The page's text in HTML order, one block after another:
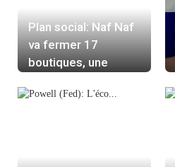
Plan social: Naf Naf
va fermer 17
boutiques, une
menacés